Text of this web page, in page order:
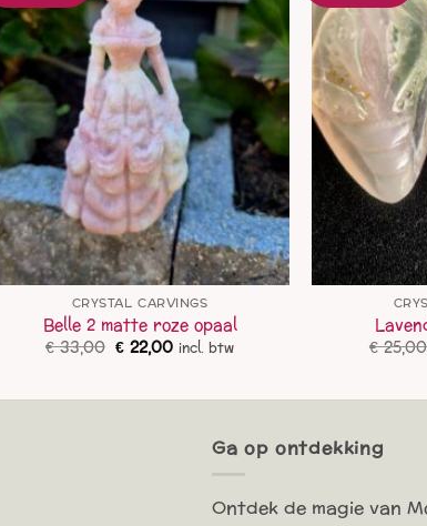
CRYSTAL CARVINGS
Belle 2 matte roze opaal
€33,00 Oorspronkelijke
prijs
€ 33,00.
€22,00Huidige
prijs
€ 22,00.
incl. btw €25,00
Ga op ontdekking
Ontdek de magie van